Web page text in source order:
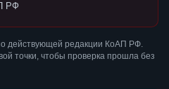
РФ
действующей редакции КоАП РФ.
точки, чтобы проверка прошла без